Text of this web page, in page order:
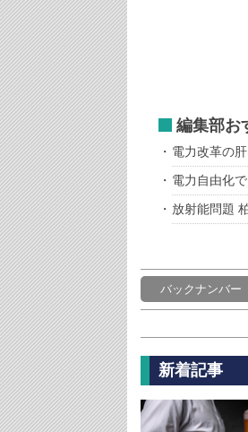
編集部お
電力改革の肝
電力自由化
放射能問題
バックナンバー
新着記事